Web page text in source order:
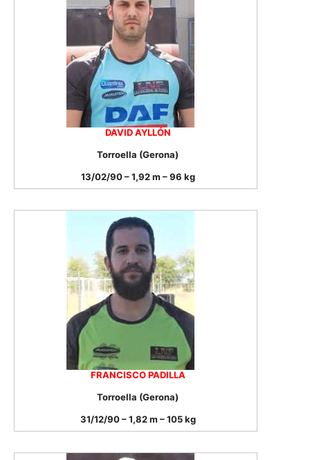
DAVID AYLLÓN
Torroella (Gerona)
13/02/90 – 1,92 m – 96 kg
FRANCISCO PADILLA
Torroella (Gerona)
31/12/90 – 1,82 m – 105 kg